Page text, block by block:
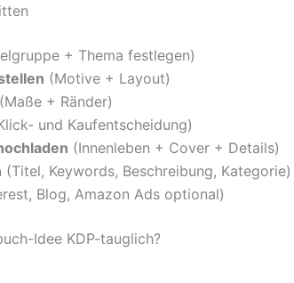
+ Thema festlegen)
(Motive + Layout)
(Maße + Ränder)
und Kaufentscheidung)
(Innenleben + Cover + Details)
(Titel, Keywords, Beschreibung, Kategorie)
Blog, Amazon Ads optional)
Idee KDP-tauglich?